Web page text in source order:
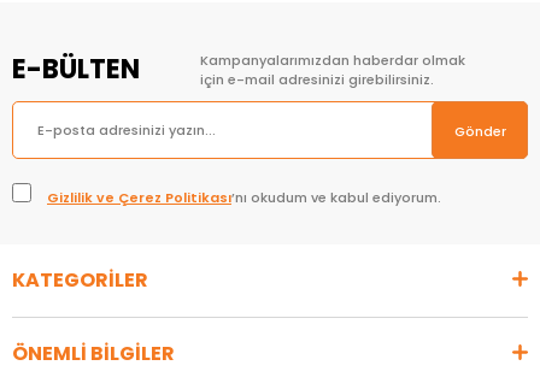
E-BÜLTEN
Kampanyalarımızdan haberdar olmak
için e-mail adresinizi girebilirsiniz.
Gönder
Gizlilik ve Çerez Politikası’nı okudum ve kabul ediyorum.
KATEGORİLER
ÖNEMLİ BİLGİLER